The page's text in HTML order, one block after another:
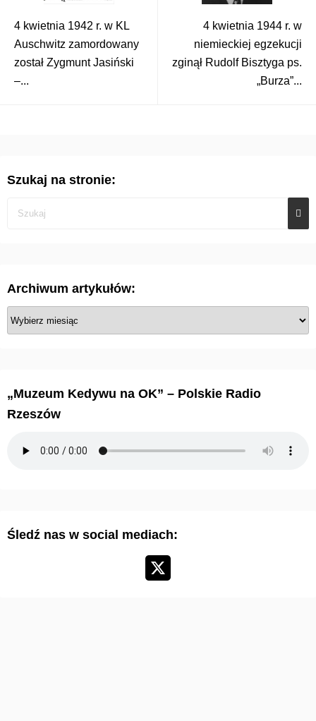
4 kwietnia 1942 r. w KL
Auschwitz zamordowany
został Zygmunt Jasiński
–...
4 kwietnia 1944 r. w
niemieckiej egzekucji
zginął Rudolf Bisztyga ps.
„Burza”...
Szukaj na stronie:
Archiwum artykułów:
A
r
k
„Muzeum Kedywu na OK” – Polskie Radio
Rzeszów
Śledź nas w social mediach: